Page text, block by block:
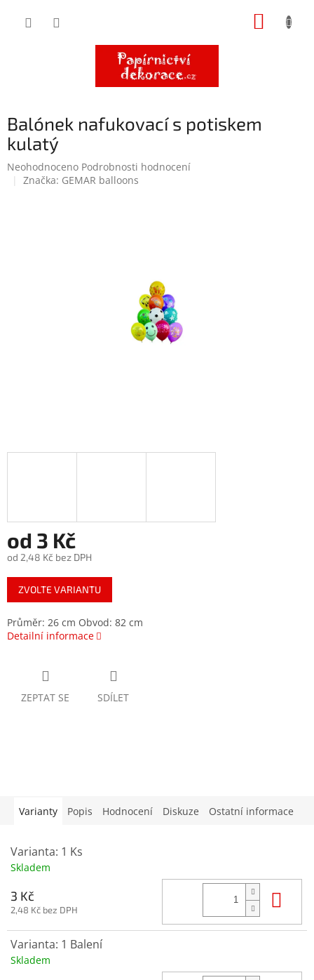
Balónek nafukovací s potiskem
kulatý
Průměrné
hodnocení
Neohodnoceno Podrobnosti hodnocení
Značka: GEMAR balloons
od 3 Kč
od 2,48 Kč bez DPH
Měrná
cena:
ZVOLTE VARIANTU
Průměr: 26 cm Obvod: 82 cm
Detailní informace
ZEPTAT SE SDÍLET
Varianty Popis Hodnocení Diskuze Ostatní informace
Varianta: 1 Ks
Skladem
3 Kč
2,48 Kč bez DPH
Varianta: 1 Balení
Skladem